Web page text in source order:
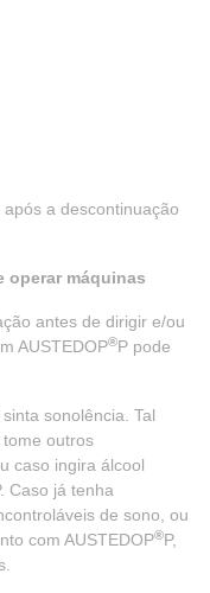
a descontinuação
operar máquinas
antes de dirigir e/ou
AUSTEDOP®P pode
sonolência. Tal
outros
caso ingira álcool
Caso já tenha
de sono, ou
com AUSTEDOP®P,